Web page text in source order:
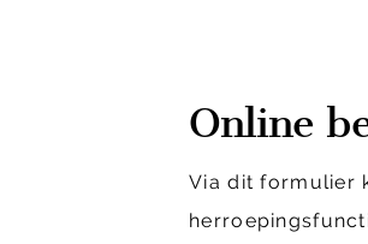
Online
Via dit formulier